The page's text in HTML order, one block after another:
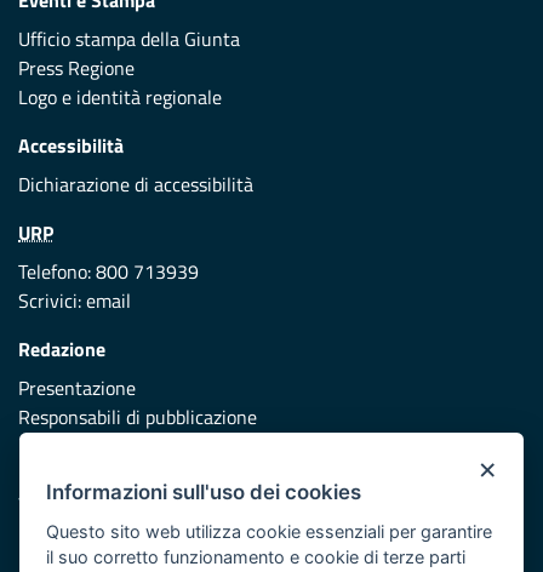
Ufficio stampa della Giunta
Press Regione
Logo e identità regionale
Accessibilità
Dichiarazione di accessibilità
URP
Telefono: 800 713939
Scrivici:email
Redazione
Presentazione
Responsabili di pubblicazione
Vai al sito di Protezione Civile Puglia
Iniziativa finanziata con risorse del POR Puglia 2014/2020 -
×
Informazioni sull'uso dei cookies
Questo sito web utilizza cookie essenziali per garantire
il suo corretto funzionamento e cookie di terze parti